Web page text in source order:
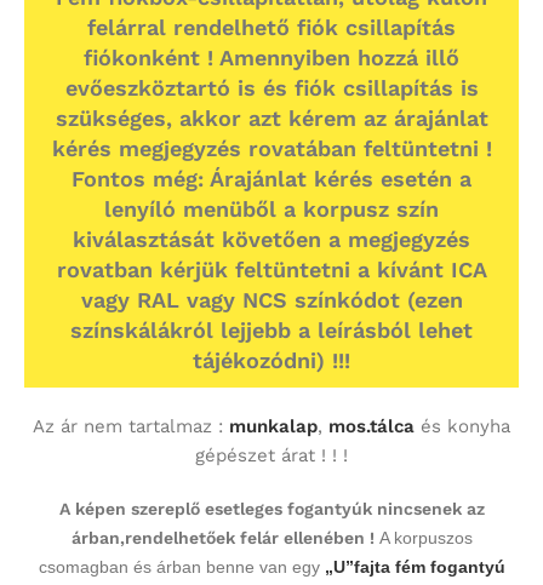
felárral rendelhető fiók csillapítás
fiókonként ! Amennyiben hozzá illő
evőeszköztartó is és fiók csillapítás is
szükséges, akkor azt kérem az árajánlat
kérés megjegyzés rovatában feltüntetni !
Fontos még: Árajánlat kérés esetén a
lenyíló menüből a korpusz szín
kiválasztását követően a megjegyzés
rovatban kérjük feltüntetni a kívánt ICA
vagy RAL vagy NCS színkódot (ezen
színskálákról lejjebb a leírásból lehet
tájékozódni) !!!
Az ár nem tartalmaz : munkalap, mos.tálca és konyha
gépészet árat ! ! !
A képen szereplő esetleges fogantyúk nincsenek az
árban,rendelhetőek felár ellenében ! A korpuszos
csomagban és árban benne van egy „U”fajta fém fogantyú